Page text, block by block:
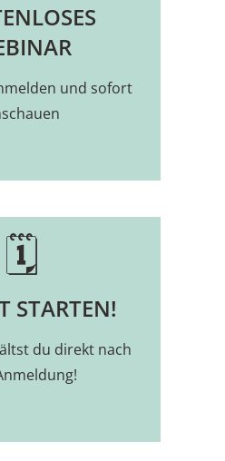
und sofort
🗓️
STARTEN!
du direkt nach